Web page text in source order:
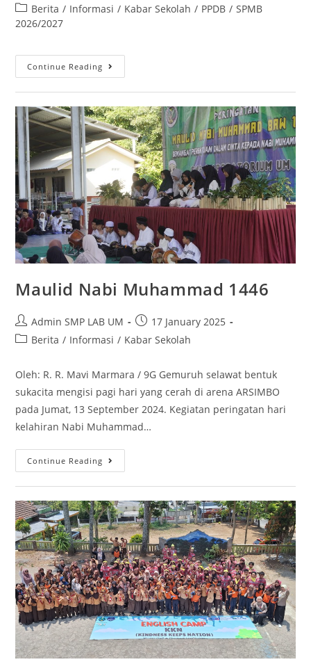
Berita / Informasi / Kabar Sekolah / PPDB / SPMB
2026/2027
Continue Reading
Maulid Nabi Muhammad 1446
Admin SMP LAB UM
17 January 2025
Berita / Informasi / Kabar Sekolah
Oleh: R. R. Mavi Marmara / 9G Gemuruh selawat bentuk
sukacita mengisi pagi hari yang cerah di arena ARSIMBO
pada Jumat, 13 September 2024. Kegiatan peringatan hari
kelahiran Nabi Muhammad…
Continue Reading